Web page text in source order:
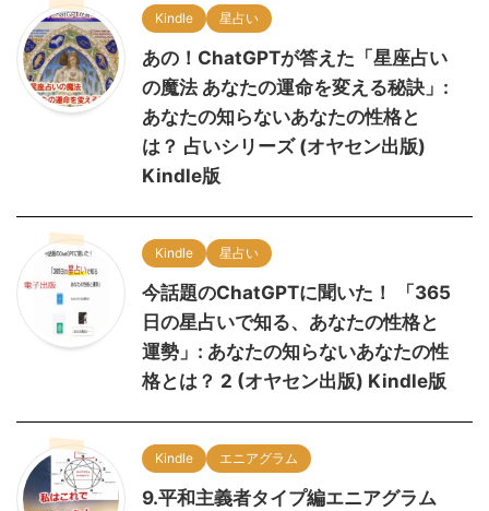
Kindle 星占い
あの！ChatGPTが答えた「星座占い
の魔法 あなたの運命を変える秘訣」:
あなたの知らないあなたの性格と
は？ 占いシリーズ (オヤセン出版)
Kindle版
Kindle 星占い
今話題のChatGPTに聞いた！ 「365
日の星占いで知る、あなたの性格と
運勢」: あなたの知らないあなたの性
格とは？ 2 (オヤセン出版) Kindle版
Kindle エニアグラム
9.平和主義者タイプ編エニアグラム